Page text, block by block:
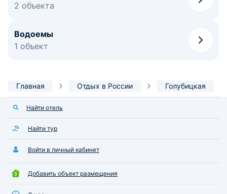
2 объекта
Водоемы
1 объект
Главная Отдых в России Голубицкая
Найти отель
Найти тур
Войти в личный кабинет
Добавить объект размещения